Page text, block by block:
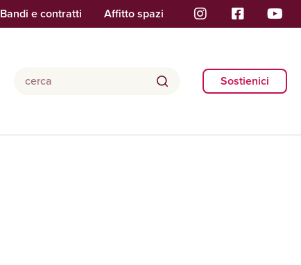
Bandi e contratti Affitto spazi
Sostienici